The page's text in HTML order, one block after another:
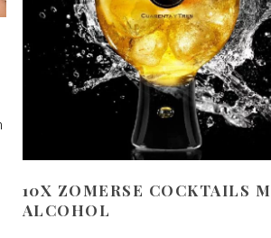
10X ZOMERSE COCKTAILS
ALCOHOL